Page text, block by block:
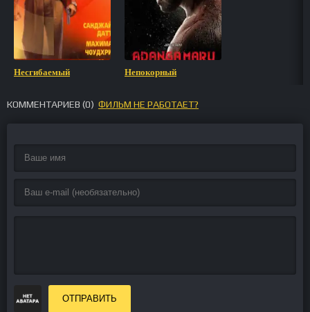
Несгибаемый Непокорный
КОММЕНТАРИЕВ (0) ФИЛЬМ НЕ РАБОТАЕТ?
ОТПРАВИТЬ